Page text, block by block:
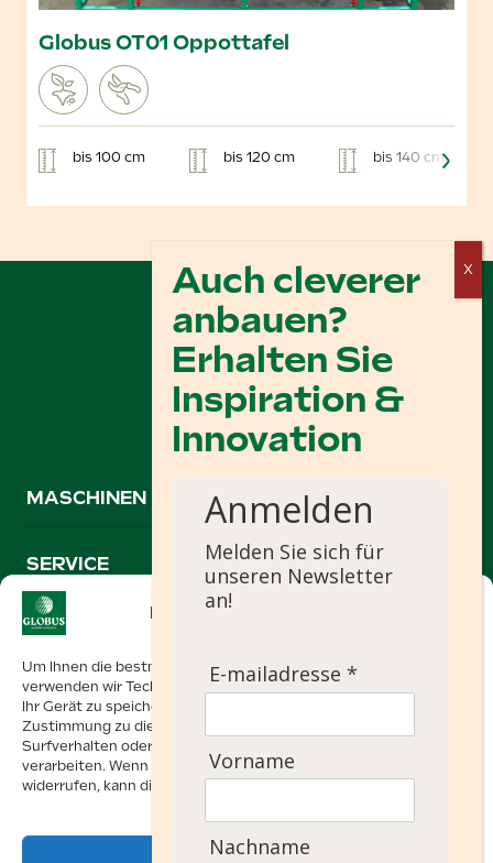
Einwilligung verwalten
Um Ihnen die bestmögliche Nutzererfahrung zu bieten,
verwenden wir Technologien wie Cookies, um Informationen über
Ihr Gerät zu speichern und/oder darauf zuzugreifen. Mit Ihrer
Zustimmung zu diesen Technologien können wir Daten wie Ihr
Surfverhalten oder eindeutige Kennungen auf dieser Website
verarbeiten. Wenn Sie Ihre Einwilligung nicht erteilen oder
widerrufen, kann dies bestimmte Funktionen beeinträchtigen.
Globus OT01 Oppottafel
bis 100 cm bis 120 cm bis 140 cm
MASCHINEN
SERVICE
info@globusmachines.nl
Oonksweg 35
7622 AW Borne, Niederlande
Anmelden
Melden Sie sich für
unseren Newsletter
an!
E-mailadresse *
Vorname
Nachname